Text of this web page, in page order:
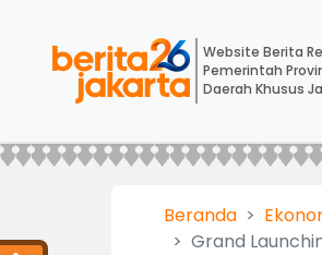
Website Berita
Pemerintah
Daerah Khusus
Beranda
Grand